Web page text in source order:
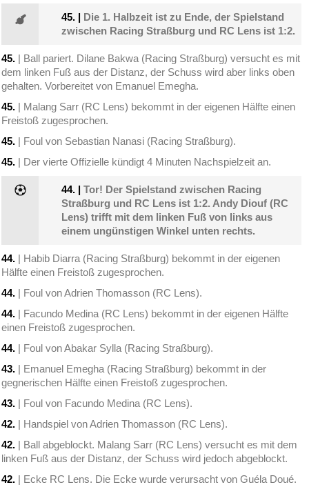
45. | Die 1. Halbzeit ist zu Ende, der Spielstand
zwischen Racing Straßburg und RC Lens ist 1:2.
45. | Ball pariert. Dilane Bakwa (Racing Straßburg) versucht es mit
dem linken Fuß aus der Distanz, der Schuss wird aber links oben
gehalten. Vorbereitet von Emanuel Emegha.
45. | Malang Sarr (RC Lens) bekommt in der eigenen Hälfte einen
Freistoß zugesprochen.
45. | Foul von Sebastian Nanasi (Racing Straßburg).
45. | Der vierte Offizielle kündigt 4 Minuten Nachspielzeit an.
44. |Tor! Der Spielstand zwischen Racing
Straßburg und RC Lens ist 1:2. Andy Diouf (RC
Lens) trifft mit dem linken Fuß von links aus
einem ungünstigen Winkel unten rechts.
44. | Habib Diarra (Racing Straßburg) bekommt in der eigenen
Hälfte einen Freistoß zugesprochen.
44. | Foul von Adrien Thomasson (RC Lens).
44. | Facundo Medina (RC Lens) bekommt in der eigenen Hälfte
einen Freistoß zugesprochen.
44. | Foul von Abakar Sylla (Racing Straßburg).
43. | Emanuel Emegha (Racing Straßburg) bekommt in der
gegnerischen Hälfte einen Freistoß zugesprochen.
43. | Foul von Facundo Medina (RC Lens).
42. | Handspiel von Adrien Thomasson (RC Lens).
42. | Ball abgeblockt. Malang Sarr (RC Lens) versucht es mit dem
linken Fuß aus der Distanz, der Schuss wird jedoch abgeblockt.
42. | Ecke RC Lens. Die Ecke wurde verursacht von Guéla Doué.